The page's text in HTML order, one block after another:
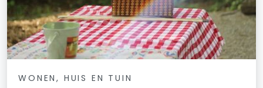
WONEN, HUIS EN TUIN